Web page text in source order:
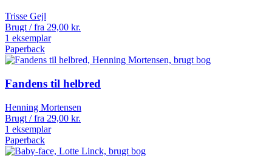
Trisse Gejl
Brugt / fra 29,00 kr.
1 eksemplar
Paperback
Fandens til helbred
Henning Mortensen
Brugt / fra 29,00 kr.
1 eksemplar
Paperback